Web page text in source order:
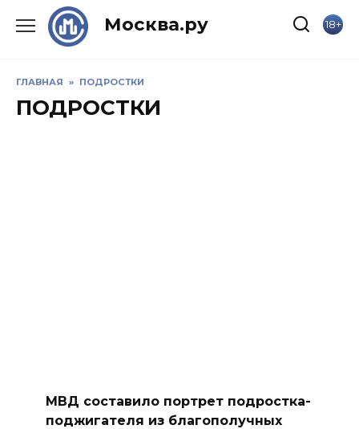
Москва.ру 18+
ГЛАВНАЯ » ПОДРОСТКИ
ПОДРОСТКИ
МВД составило портрет подростка-
поджигателя из благополучных